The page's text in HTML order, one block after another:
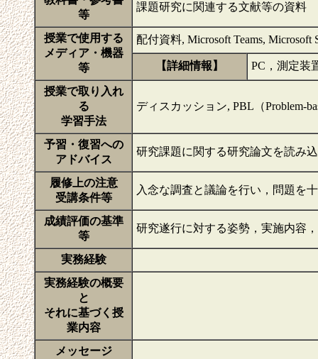
等
課題研究に関連する文献等の資料
授業で使用する
メディア・機器
等
配付資料, Microsoft Teams, Microsoft
【詳細情報】 PC，測定装
授業で取り入れ
る
学習手法
ディスカッション, PBL（Problem-
予習・復習への
アドバイス
研究課題に関する研究論文を読み
履修上の注意
受講条件等
入念な調査と議論を行い，問題を
成績評価の基準
等
研究遂行に対する姿勢，実施内容
実務経験
実務経験の概要
と
それに基づく授
業内容
メッセージ